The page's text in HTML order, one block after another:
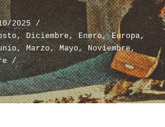
2025
,Diciembre,Enero,Europa,
,Marzo,Mayo,Noviembre,